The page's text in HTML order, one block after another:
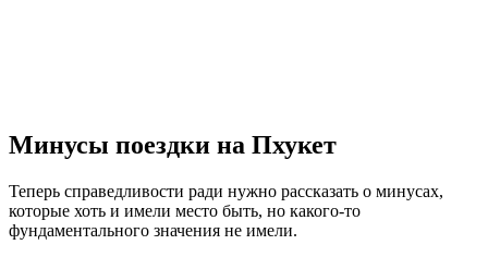
Минусы поездки на Пхукет
Теперь справедливости ради нужно рассказать о минусах,
которые хоть и имели место быть, но какого-то
фундаментального значения не имели.